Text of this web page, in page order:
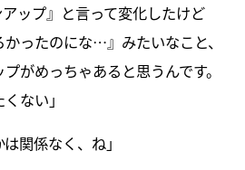
ップ』と言って変化したけど
かったのにな…』みたいなこと、
がめっちゃあると思うんです。
ない」
関係なく、ね」